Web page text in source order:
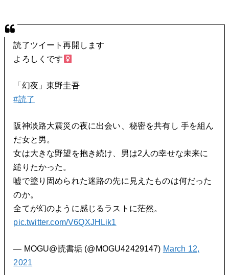
読了ツイート再開します
よろしくです‍
「幻夜」東野圭吾
#読了
阪神淡路大震災の夜に出会い、秘密を共有し 手を組ん
だ女と男。
女は大きな野望を抱き続け、男は2人の幸せな未来に
縋りたかった。
嘘で塗り固められた迷路の先に見えたものは何だった
のか。
全てが幻のように感じるラストに茫然。
pic.twitter.com/V6QXJHLik1
— MOGU@読書垢 (@MOGU42429147) March 12,
2021